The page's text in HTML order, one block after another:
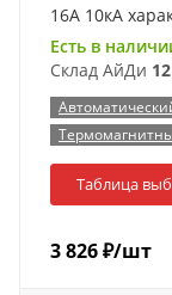
16А 10кА
Есть в
Склад АйДи
Таблица
3 826₽/шт